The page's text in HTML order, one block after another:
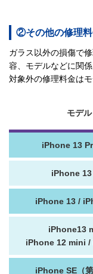
②その他の修理
ガラス以外の損傷で
容、モデルなどに関
対象外の修理料金は
モデル
iPhone 13
iPhone 13
iPhone 13 /
iPhone13
iPhone 12 mini /
iPhone SE（第